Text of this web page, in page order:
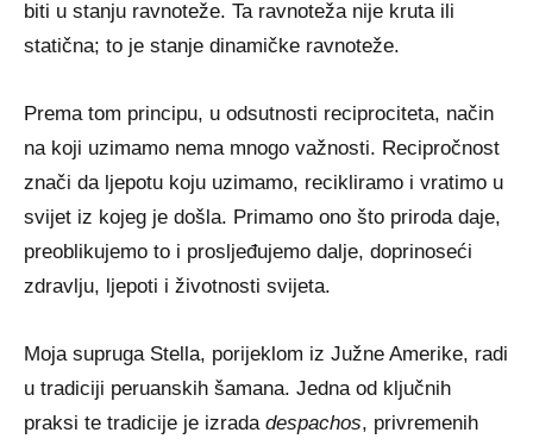
biti u stanju ravnoteže. Ta ravnoteža nije kruta ili
statična; to je stanje dinamičke ravnoteže.
Prema tom principu, u odsutnosti reciprociteta, način
na koji uzimamo nema mnogo važnosti. Recipročnost
znači da ljepotu koju uzimamo, recikliramo i vratimo u
svijet iz kojeg je došla. Primamo ono što priroda daje,
preoblikujemo to i prosljeđujemo dalje, doprinoseći
zdravlju, ljepoti i životnosti svijeta.
Moja supruga Stella, porijeklom iz Južne Amerike, radi
u tradiciji peruanskih šamana. Jedna od ključnih
praksi te tradicije je izrada despachos, privremenih